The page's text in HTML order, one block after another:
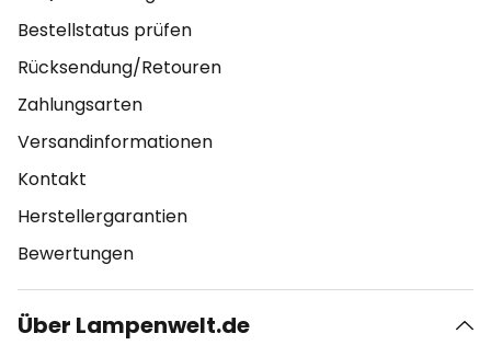
Bestellstatus prüfen
Rücksendung/Retouren
Zahlungsarten
Versandinformationen
Kontakt
Herstellergarantien
Bewertungen
Über Lampenwelt.de